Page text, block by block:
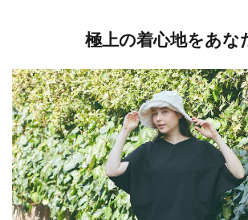
極上の着心地をあな